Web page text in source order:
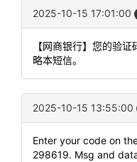
2025-10-15 17:01:00
【网商银行】您的验
略本短信。
2025-10-15 13:55:00
Enter your code on
298619. Msg and